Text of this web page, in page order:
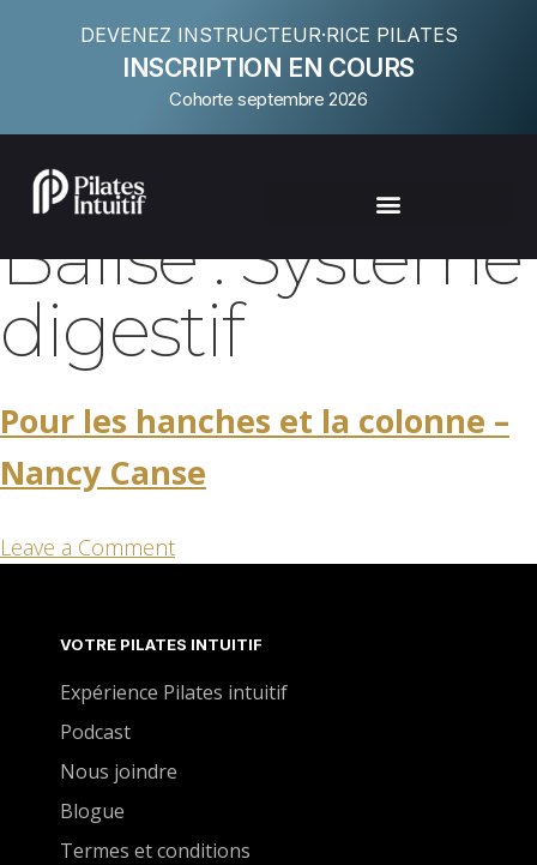
DEVENEZ INSTRUCTEUR·RICE PILATES
INSCRIPTION EN COURS
Cohorte septembre 2026
Balise :Système
digestif
Pour les hanches et la colonne –
Nancy Canse
Leave a Comment
VOTRE PILATES INTUITIF
Expérience Pilates intuitif
Podcast
Nous joindre
Blogue
Termes et conditions